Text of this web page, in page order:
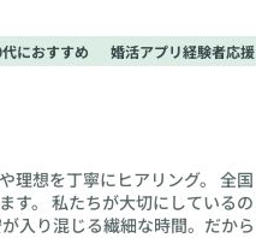
におすすめ 婚活アプリ経験者応援
理想を丁寧にヒアリング。 全
す。 私たちが大切にしているの
入り混じる繊細な時間。だか